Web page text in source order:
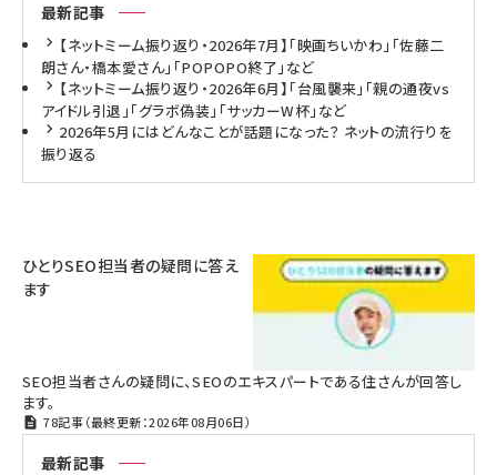
最新記事
【ネットミーム振り返り・2026年7月】「映画ちいかわ」「佐藤二
朗さん・橋本愛さん」「POPOPO終了」など
【ネットミーム振り返り・2026年6月】「台風襲来」「親の通夜vs
アイドル引退」「グラボ偽装」「サッカーW杯」など
2026年5月にはどんなことが話題になった？ ネットの流行りを
振り返る
ひとりSEO担当者の疑問に答え
ます
SEO担当者さんの疑問に、SEOのエキスパートである住さんが回答し
ます。
78記事（最終更新：2026年08月06日）
最新記事